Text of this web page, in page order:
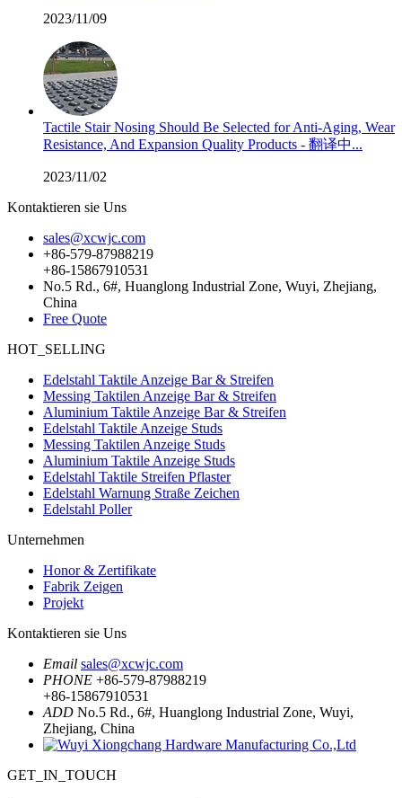
2023/11/09
Tactile Stair Nosing Should Be Selected for Anti-Aging, Wear
Resistance, And Expansion Quality Products - 翻译中...
2023/11/02
Kontaktieren sie Uns
sales@xcwjc.com
+86-579-87988219
+86-15867910531
No.5 Rd., 6#, Huanglong Industrial Zone, Wuyi, Zhejiang,
China
Free Quote
HOT_SELLING
Edelstahl Taktile Anzeige Bar & Streifen
Messing Taktilen Anzeige Bar & Streifen
Aluminium Taktile Anzeige Bar & Streifen
Edelstahl Taktile Anzeige Studs
Messing Taktilen Anzeige Studs
Aluminium Taktile Anzeige Studs
Edelstahl Taktile Streifen Pflaster
Edelstahl Warnung Straße Zeichen
Edelstahl Poller
Unternehmen
Honor & Zertifikate
Fabrik Zeigen
Projekt
Kontaktieren sie Uns
Email sales@xcwjc.com
PHONE +86-579-87988219
+86-15867910531
ADD No.5 Rd., 6#, Huanglong Industrial Zone, Wuyi,
Zhejiang, China
GET_IN_TOUCH